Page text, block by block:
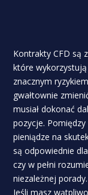
Kontrakty CFD są
które
znacznym
gwałtownie
musiał dokonać
pozycje.
pieniądze na
są odpowiednie
czy w pełni
niezależnej porady.
Jeśli masz